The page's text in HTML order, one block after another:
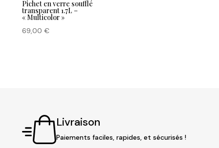
Pichet en verre soufflé
transparent 1.7L –
« Multicolor »
69,00 €
Livraison
Paiements faciles, rapides, et sécurisés !